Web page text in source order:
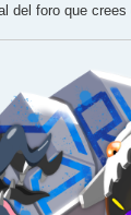
del foro que crees